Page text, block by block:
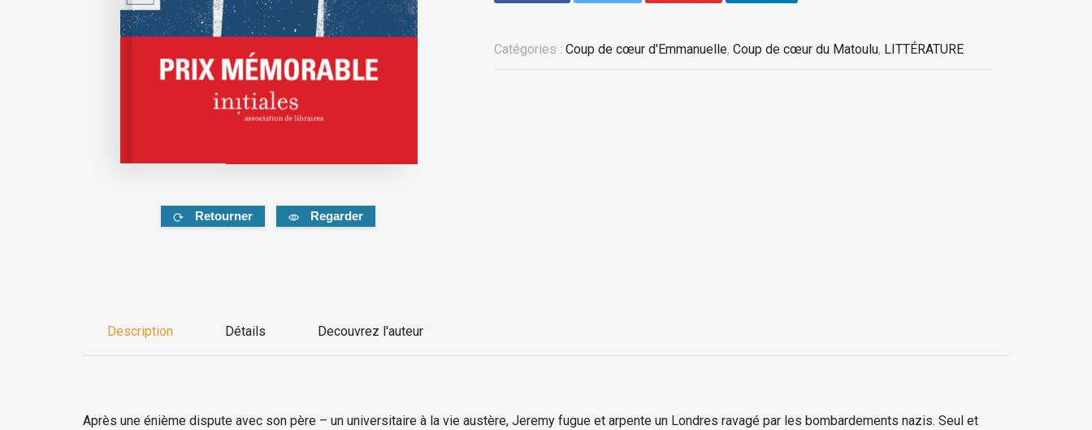
Retourner Regarder
Catégories : Coup de cœur d'Emmanuelle, Coup de cœur du Matoulu, LITTÉRATURE
Description Détails Decouvrez l'auteur
Après une énième dispute avec son père – un universitaire à la vie austère, Jeremy fugue et arpente un Londres ravagé par les bombardements nazis. Seul et